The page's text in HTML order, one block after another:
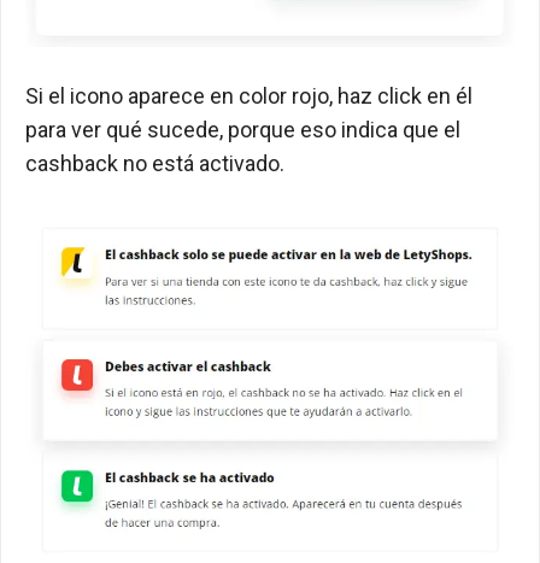
Si el icono aparece en color rojo, haz click en él
para ver qué sucede, porque eso indica que el
cashback no está activado.